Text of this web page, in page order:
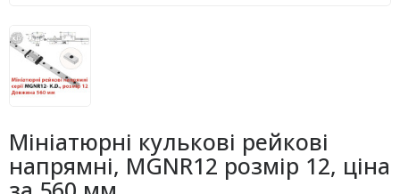
Мініатюрні кулькові рейкові
напрямні, MGNR12 розмір 12, ціна